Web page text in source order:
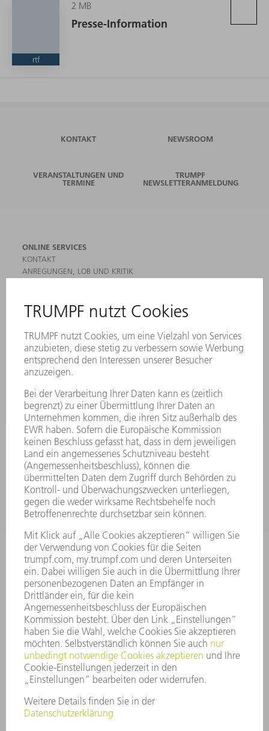
rtf
2 MB
Presse-Information
KONTAKT NEWSROOM
VERANSTALTUNGEN UND
TERMINE
TRUMPF
NEWSLETTERANMELDUNG
ONLINE SERVICES
KONTAKT
ANREGUNGEN, LOB UND KRITIK
NEWSLETTER-ANMELDUNG
MYTRUMPF
SICHERHEITSDATENBLÄTTER
HÄNDLERSUCHE ELEKTROWERKZEUGE
PRODUKTE
MASCHINEN & SYSTEME
LEISTUNGSELEKTRONIK
ELEKTROWERKZEUGE
SMART FACTORY
SOFTWARE
SERVICES
ANWENDUNGEN
BRANCHEN
UNTERNEHMEN
KARRIERE
STELLENANGEBOTE
UNTERNEHMENSPROFIL
GESCHÄFTSBERICHT
UNTERNEHMENSGRUNDSÄTZE
COMPLIANCE
HINWEISGEBERSYSTEM
SECURITY
PRESSEMITTEILUNGEN
MAGAZINE
LIEFERANTEN
NACHHALTIGKEIT
UMWELT & KLIMA
SOZIALES & GESELLSCHAFT
UNTERNEHMENSFÜHRUNG